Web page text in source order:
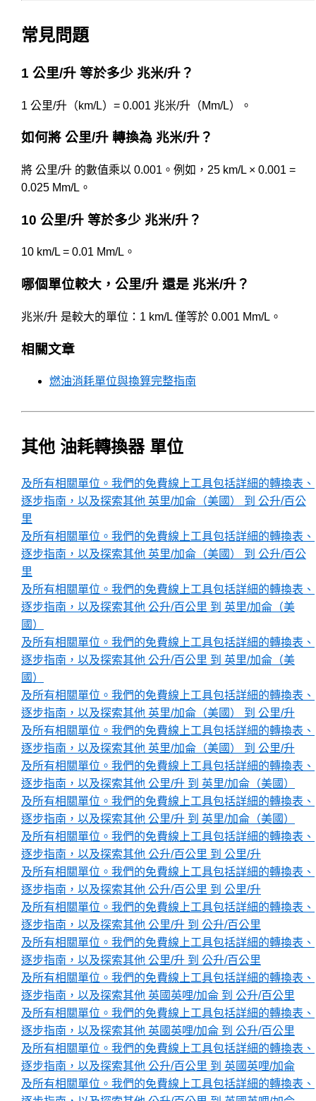
常見問題
1 公里/升 等於多少 兆米/升？
1 公里/升（km/L）= 0.001 兆米/升（Mm/L）。
如何將 公里/升 轉換為 兆米/升？
將 公里/升 的數值乘以 0.001。例如，25 km/L × 0.001 =
0.025 Mm/L。
10 公里/升 等於多少 兆米/升？
10 km/L = 0.01 Mm/L。
哪個單位較大，公里/升 還是 兆米/升？
兆米/升 是較大的單位：1 km/L 僅等於 0.001 Mm/L。
相關文章
燃油消耗單位與換算完整指南
其他 油耗轉換器 單位
及所有相關單位。我們的免費線上工具包括詳細的轉換表、
逐步指南，以及探索其他 英里/加侖（美國） 到 公升/百公
里
及所有相關單位。我們的免費線上工具包括詳細的轉換表、
逐步指南，以及探索其他 英里/加侖（美國） 到 公升/百公
里
及所有相關單位。我們的免費線上工具包括詳細的轉換表、
逐步指南，以及探索其他 公升/百公里 到 英里/加侖（美
國）
及所有相關單位。我們的免費線上工具包括詳細的轉換表、
逐步指南，以及探索其他 公升/百公里 到 英里/加侖（美
國）
及所有相關單位。我們的免費線上工具包括詳細的轉換表、
逐步指南，以及探索其他 英里/加侖（美國） 到 公里/升
及所有相關單位。我們的免費線上工具包括詳細的轉換表、
逐步指南，以及探索其他 英里/加侖（美國） 到 公里/升
及所有相關單位。我們的免費線上工具包括詳細的轉換表、
逐步指南，以及探索其他 公里/升 到 英里/加侖（美國）
及所有相關單位。我們的免費線上工具包括詳細的轉換表、
逐步指南，以及探索其他 公里/升 到 英里/加侖（美國）
及所有相關單位。我們的免費線上工具包括詳細的轉換表、
逐步指南，以及探索其他 公升/百公里 到 公里/升
及所有相關單位。我們的免費線上工具包括詳細的轉換表、
逐步指南，以及探索其他 公升/百公里 到 公里/升
及所有相關單位。我們的免費線上工具包括詳細的轉換表、
逐步指南，以及探索其他 公里/升 到 公升/百公里
及所有相關單位。我們的免費線上工具包括詳細的轉換表、
逐步指南，以及探索其他 公里/升 到 公升/百公里
及所有相關單位。我們的免費線上工具包括詳細的轉換表、
逐步指南，以及探索其他 英國英哩/加侖 到 公升/百公里
及所有相關單位。我們的免費線上工具包括詳細的轉換表、
逐步指南，以及探索其他 英國英哩/加侖 到 公升/百公里
及所有相關單位。我們的免費線上工具包括詳細的轉換表、
逐步指南，以及探索其他 公升/百公里 到 英國英哩/加侖
及所有相關單位。我們的免費線上工具包括詳細的轉換表、